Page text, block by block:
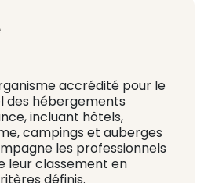
accrédité pour le
des hébergements
incluant hôtels,
campings et auberges
les professionnels
leur classement en